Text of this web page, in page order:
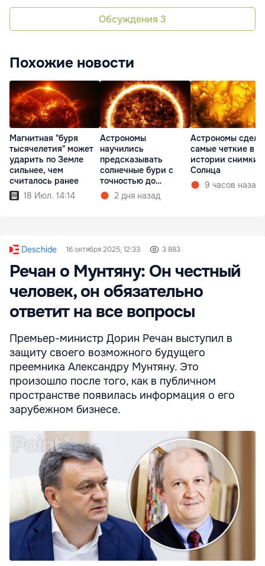
Обсуждения 3
Похожие новости
Магнитная "буря
тысячелетия" может
ударить по Земле
сильнее, чем
считалось ранее
18 Июл. 14:14
Астрономы
научились
предсказывать
солнечные бури с
точностью до
получаса
2 дня назад
Астрономы
самые четкие в
истории снимки
Солнца
9 часов назад
Deschide 16 октября 2025, 12:33 3 883
Речан о Мунтяну: Он честный
человек, он обязательно
ответит на все вопросы
Премьер-министр Дорин Речан выступил в
защиту своего возможного будущего
преемника Александру Мунтяну. Это
произошло после того, как в публичном
пространстве появилась информация о его
зарубежном бизнесе.